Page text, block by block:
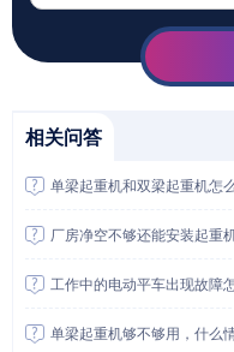
相关问答
单梁起重机和双梁起重机怎
厂房净空不够还能安装起重
工作中的电动平车出现故障
单梁起重机够不够用，什么